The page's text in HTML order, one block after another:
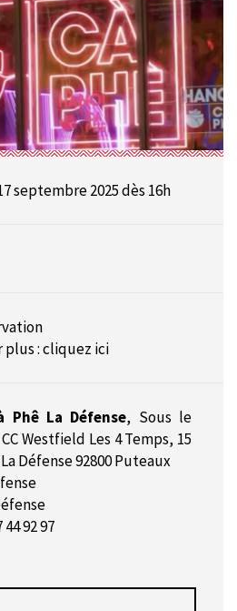
septembre 2025 dès 16h
plus :cliquez ici
Phê La Défense, Sous le
Westfield Les 4 Temps, 15
Défense 92800 Puteaux
44 92 97